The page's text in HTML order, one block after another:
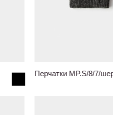
Перчатки MP.S/8/7/